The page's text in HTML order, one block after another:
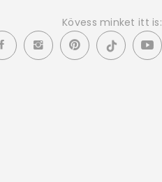
Kövess minket itt is: